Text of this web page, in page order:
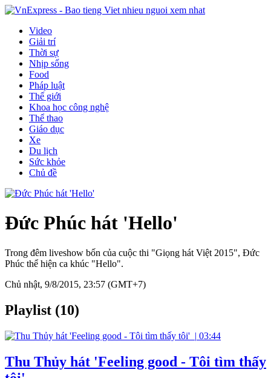
Video
Giải trí
Thời sự
Nhịp sống
Food
Pháp luật
Thế giới
Khoa học công nghệ
Thể thao
Giáo dục
Xe
Du lịch
Sức khỏe
Chủ đề
Đức Phúc hát 'Hello'
Trong đêm liveshow bốn của cuộc thi "Giọng hát Việt 2015", Đức
Phúc thể hiện ca khúc "Hello".
Chủ nhật, 9/8/2015, 23:57 (GMT+7)
Playlist (10)
| 03:44
Thu Thủy hát 'Feeling good - Tôi tìm thấy